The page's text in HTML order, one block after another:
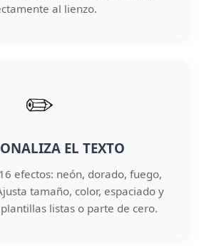
al lienzo.
✏️
EL TEXTO
efectos: neón, dorado, fuego,
tamaño, color, espaciado y
listas o parte de cero.